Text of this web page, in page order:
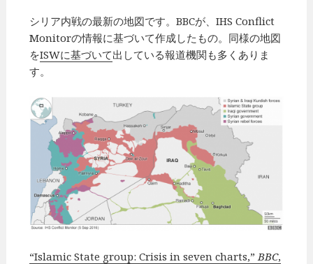
シリア内戦の最新の地図です。BBCが、IHS Conflict
Monitorの情報に基づいて作成したもの。同様の地図
をISWに基づいて出している報道機関も多くありま
す。
“Islamic State group: Crisis in seven charts,” BBC,